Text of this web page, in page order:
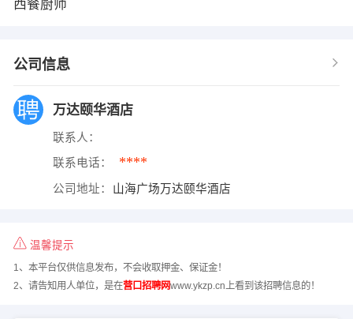
西餐厨师
公司信息
万达颐华酒店
联系人：
联系电话： ****
公司地址： 山海广场万达颐华酒店
温馨提示
1、本平台仅供信息发布，不会收取押金、保证金！
2、请告知用人单位，是在营口招聘网www.ykzp.cn上看到该招聘信息的！